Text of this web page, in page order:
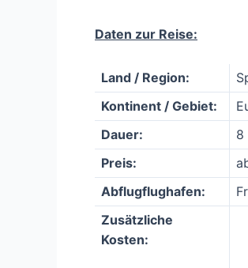
Daten zur Reise:
Land / Region:
Kontinent / Gebiet:
Dauer:
8
Preis:
Abflugflughafen:
Zusätzliche
Kosten: